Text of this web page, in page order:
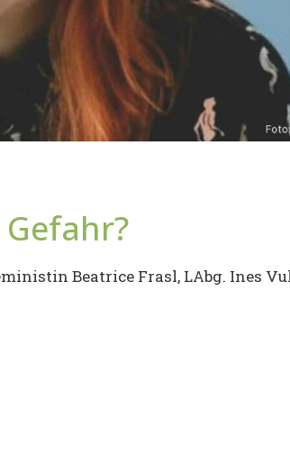
Beatrice Frasl, LAbg. Ines